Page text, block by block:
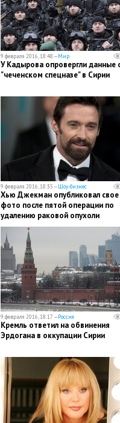
9 февраля 2016, 18:48 —Мир
У Кадырова опровергли данные
"чеченском спецназе" в Сирии
9 февраля 2016, 18:35 —Шоу-бизнес
Хью Джекман опубликовал свое
фото после пятой операции по
удалению раковой опухоли
9 февраля 2016, 18:17 —Россия
Кремль ответил на обвинения
Эрдогана в оккупации Сирии